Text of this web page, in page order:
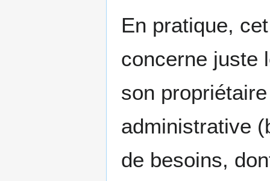
En pratique,
concerne juste
son
administrative
de besoins,